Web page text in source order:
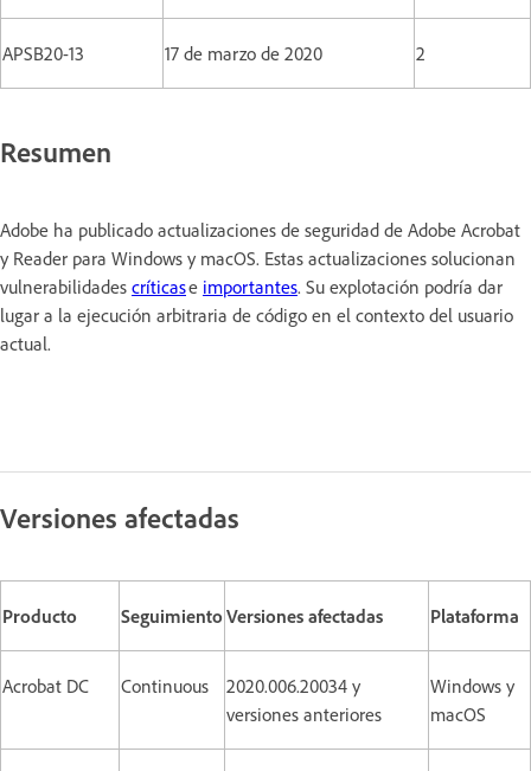
APSB20-13 17 de marzo de 2020 2
Resumen
Adobe ha publicado actualizaciones de seguridad de Adobe Acrobat
y Reader para Windows y macOS. Estas actualizaciones solucionan
vulnerabilidades críticase importantes. Su explotación podría dar
lugar a la ejecución arbitraria de código en el contexto del usuario
actual.
Versiones afectadas
Producto Seguimiento Versiones afectadas Plataforma
Acrobat DC Continuous
2020.006.20034 y
versiones anteriores
Windows y
macOS